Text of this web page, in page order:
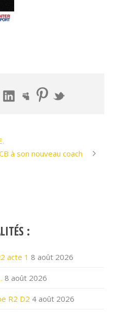
à son nouveau coach
:
acte 1 8 août 2026
8 août 2026
R2 D2 4 août 2026